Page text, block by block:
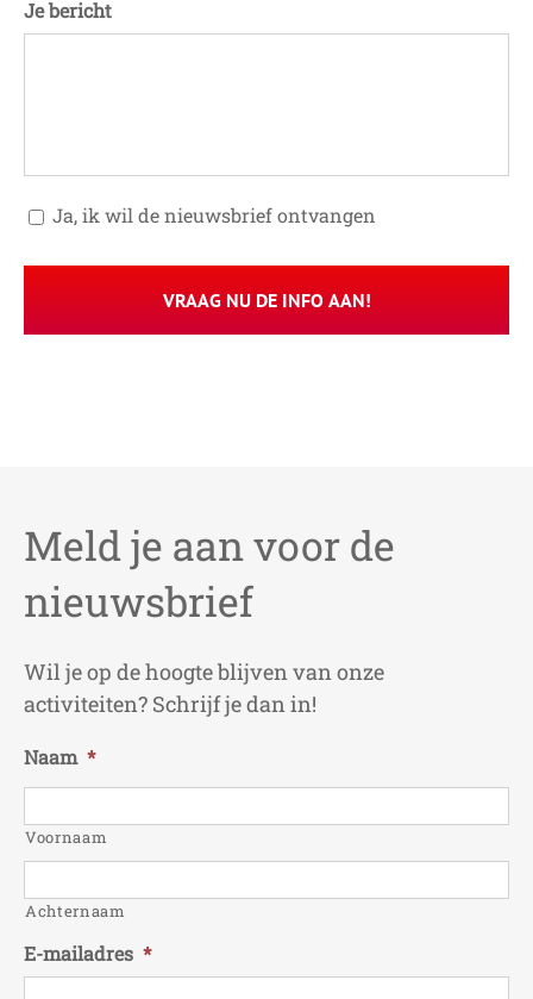
Je bericht
Toestemming
Ja, ik wil de nieuwsbrief ontvangen
Meld je aan voor de
nieuwsbrief
Wil je op de hoogte blijven van onze
activiteiten? Schrijf je dan in!
Naam *
Voornaam
Achternaam
E-mailadres *